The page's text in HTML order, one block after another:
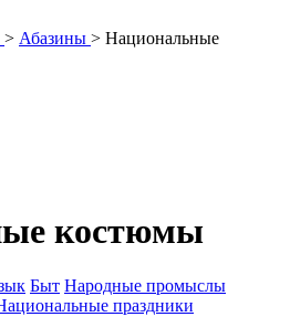
> Абазины > Национальные
костюмы
Быт Народные промыслы
праздники